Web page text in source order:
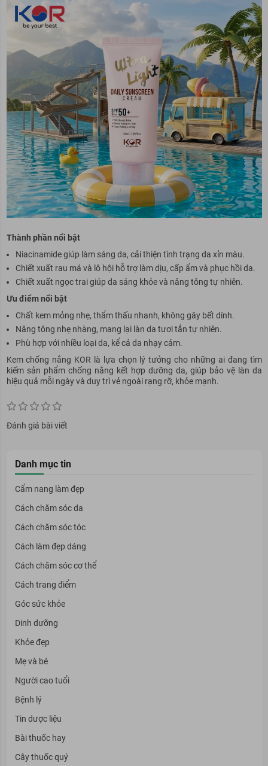
Thành phần nổi bật
Niacinamide giúp làm sáng da, cải thiện tình trạng da xỉn màu.
Chiết xuất rau má và lô hội hỗ trợ làm dịu, cấp ẩm và phục hồi da.
Chiết xuất ngọc trai giúp da sáng khỏe và nâng tông tự nhiên.
Ưu điểm nổi bật
Chất kem mỏng nhẹ, thẩm thấu nhanh, không gây bết dính.
Nâng tông nhẹ nhàng, mang lại làn da tươi tắn tự nhiên.
Phù hợp với nhiều loại da, kể cả da nhạy cảm.
Kem chống nắng KOR là lựa chọn lý tưởng cho những ai đang tìm
kiếm sản phẩm chống nắng kết hợp dưỡng da, giúp bảo vệ làn da
hiệu quả mỗi ngày và duy trì vẻ ngoài rạng rỡ, khỏe mạnh.
Đánh giá bài viết
Danh mục tin
Cẩm nang làm đẹp
Cách chăm sóc da
Cách chăm sóc tóc
Cách làm đẹp dáng
Cách chăm sóc cơ thể
Cách trang điểm
Góc sức khỏe
Dinh dưỡng
Khỏe đẹp
Mẹ và bé
Người cao tuổi
Bệnh lý
Tin dược liệu
Bài thuốc hay
Cây thuốc quý